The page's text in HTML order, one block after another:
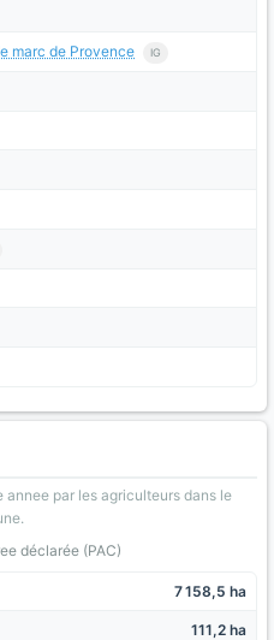
marc de Provence IG
par les agriculteurs dans le
déclarée (PAC)
7 158,5 ha
111,2 ha